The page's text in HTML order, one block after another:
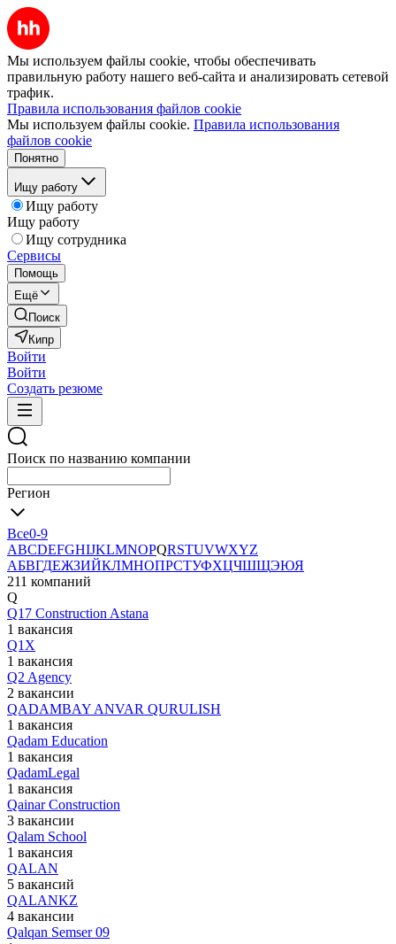
Мы используем файлы cookie, чтобы обеспечивать
правильную работу нашего веб-сайта и анализировать сетевой
трафик.
Правила использования файлов cookie
Мы используем файлы cookie. Правила использования
файлов cookie
Понятно
Ищу работу
Ищу работу
Ищу работу
Ищу сотрудника
Сервисы
Помощь
Ещё
Поиск
Кипр
Войти
Войти
Создать резюме
Поиск по названию компании
Регион
Все0-9
ABCDEFGHIJKLMNOPQRSTUVWXYZ
АБВГДЕЖЗИЙКЛМНОПРСТУФХЦЧШЩЭЮЯ
211 компаний
Q
Q17 Construction Astana
1 вакансия
Q1X
1 вакансия
Q2 Agency
2 вакансии
QADAMBAY ANVAR QURULISH
1 вакансия
Qadam Education
1 вакансия
QadamLegal
1 вакансия
Qainar Construction
3 вакансии
Qalam School
1 вакансия
QALAN
5 вакансий
QALANKZ
4 вакансии
Qalqan Semser 09